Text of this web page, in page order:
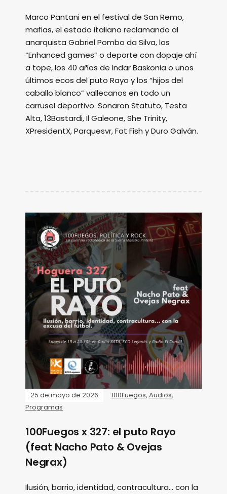
Marco Pantani en el festival de San Remo,
mafias, el estado italiano reclamando al
anarquista Gabriel Pombo da Silva, los
“Enhanced games” o deporte con dopaje ahí
a tope, los 40 años de Indar Baskonia o unos
últimos ecos del puto Rayo y los “hijos del
caballo blanco” vallecanos en todo un
carrusel deportivo. Sonaron Statuto, Testa
Alta, 13Bastardi, Il Galeone, She Trinity,
XPresidentX, Parquesvr, Fat Fish y Duro Galván.
25 de mayo de 2026 100Fuegos, Audios,
Programas
100Fuegos x 327: el puto Rayo
(feat Nacho Pato & Ovejas
Negrax)
Ilusión, barrio, identidad, contracultura... con la